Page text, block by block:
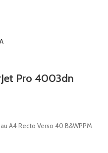
Pro 4003dn
A4 Recto Verso 40 B&WPPM